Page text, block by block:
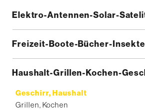
Elektro-Antennen-Solar-
Freizeit-Boote-Bücher-
Haushalt-Grillen-Kochen-
Geschirr, Haushalt
Grillen, Kochen